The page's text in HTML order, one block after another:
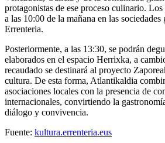
protagonistas de ese proceso culinario.
a las 10:00 de la mañana en las sociedades
Errenteria.
Posteriormente, a las 13:30, se podrán
elaborados en el espacio Herrixka, a
recaudado se destinará al proyecto
cultura. De esta forma, Atlantikaldia
asociaciones locales con la presencia de
internacionales, convirtiendo la
diálogo y convivencia.
Fuente: kultura.errenteria.eus